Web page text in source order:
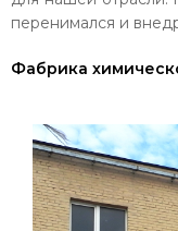
перенимался и
Фабрика